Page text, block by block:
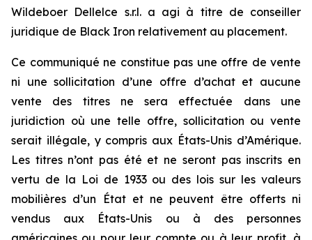
Wildeboer Dellelce s.r.l. a agi à titre de conseiller
juridique de Black Iron relativement au placement.
Ce communiqué ne constitue pas une offre de vente
ni une sollicitation d’une offre d’achat et aucune
vente des titres ne sera effectuée dans une
juridiction où une telle offre, sollicitation ou vente
serait illégale, y compris aux États-Unis d’Amérique.
Les titres n’ont pas été et ne seront pas inscrits en
vertu de la Loi de 1933 ou des lois sur les valeurs
mobilières d’un État et ne peuvent être offerts ni
vendus aux États-Unis ou à des personnes